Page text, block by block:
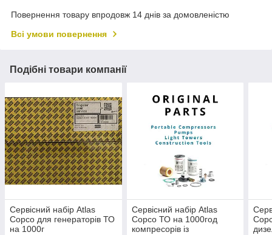
Повернення товару впродовж 14 днів за домовленістю
Всі умови повернення
Подібні товари компанії
Сервісний набір Atlas
Copco для генераторів ТО
на 1000г
Сервісний набір Atlas
Copco ТО на 1000год
компресорів із